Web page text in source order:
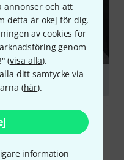
annonser och att
detta är okej för dig,
av cookies för
genom
(visa alla).
ditt samtycke via
(här).
information
STATION